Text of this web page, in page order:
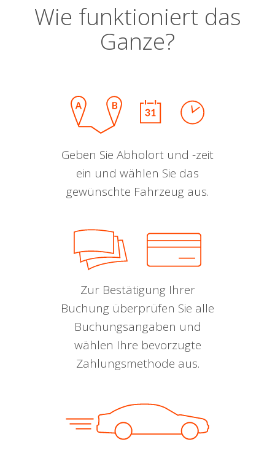
Wie funktioniert das
Ganze?
Geben Sie Abholort und -zeit
ein und wählen Sie das
gewünschte Fahrzeug aus.
Zur Bestätigung Ihrer
Buchung überprüfen Sie alle
Buchungsangaben und
wählen Ihre bevorzugte
Zahlungsmethode aus.